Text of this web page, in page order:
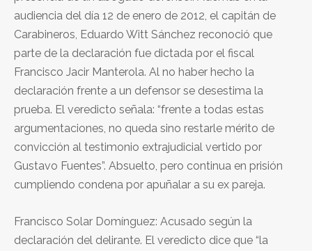
audiencia del día 12 de enero de 2012, el capitán de
Carabineros, Eduardo Witt Sánchez reconoció que
parte de la declaración fue dictada por el fiscal
Francisco Jacir Manterola. Al no haber hecho la
declaración frente a un defensor se desestima la
prueba. El veredicto señala: “frente a todas estas
argumentaciones, no queda sino restarle mérito de
convicción al testimonio extrajudicial vertido por
Gustavo Fuentes”. Absuelto, pero continua en prisión
cumpliendo condena por apuñalar a su ex pareja.
Francisco Solar Domínguez: Acusado según la
declaración del delirante. El veredicto dice que “la